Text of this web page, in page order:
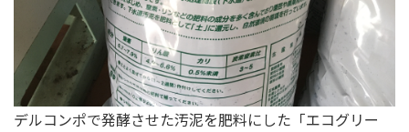
デルコンポで発酵させた汚泥を肥料にした「エコグリー